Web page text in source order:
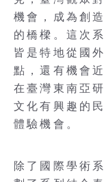
機會，成為創
的橋樑。這次
皆是特地從國
點，還有機會
在臺灣東南亞
文化有興趣的
體驗機會。
除了國際學術